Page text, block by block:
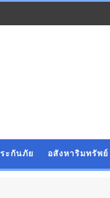
ะกันภัย อสังหาริมทรัพย์